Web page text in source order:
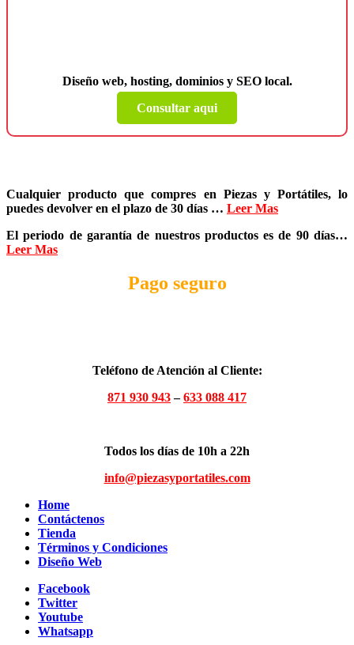
Diseño web, hosting, dominios y SEO local.
Consultar aqui
Cualquier producto que compres en Piezas y Portátiles, lo
puedes devolver en el plazo de 30 días … Leer Mas
El periodo de garantía de nuestros productos es de 90 días…
Leer Mas
Pago seguro
Teléfono de Atención al Cliente:
871 930 943–633 088 417
Todos los días de 10h a 22h
info@piezasyportatiles.com
Home
Contáctenos
Tienda
Términos y Condiciones
Diseño Web
Facebook
Twitter
Youtube
Whatsapp